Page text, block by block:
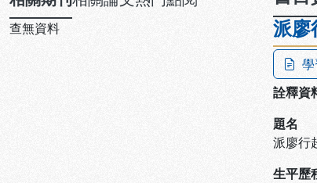
查無資料
派廖
詮釋資
題名
派廖行
生平歷